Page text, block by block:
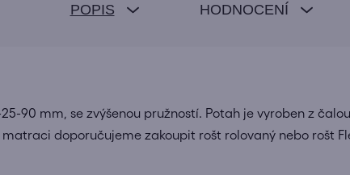
POPIS HODNOCENÍ
90 mm, se zvýšenou pružností. Potah je vyroben z
doporučujeme zakoupit rošt rolovaný nebo rošt